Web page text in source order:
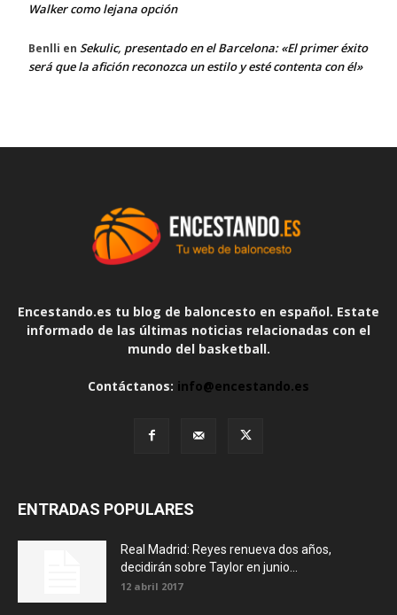
Walker como lejana opción
Benlli en Sekulic, presentado en el Barcelona: «El primer éxito
será que la afición reconozca un estilo y esté contenta con él»
Encestando.es tu blog de baloncesto en español. Estate
informado de las últimas noticias relacionadas con el
mundo del basketball.
Contáctanos: info@encestando.es
ENTRADAS POPULARES
Real Madrid: Reyes renueva dos años,
decidirán sobre Taylor en junio...
12 abril 2017